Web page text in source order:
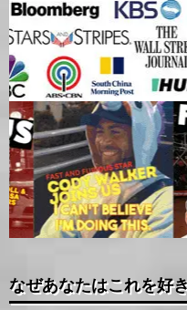
なぜあなたはこれを好